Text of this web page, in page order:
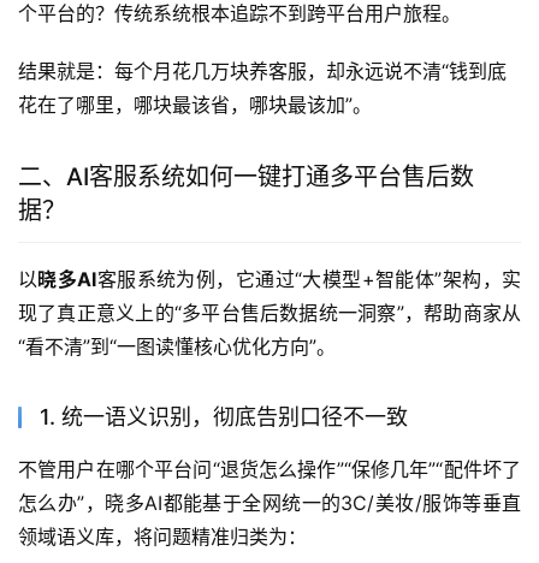
个平台的？传统系统根本追踪不到跨平台用户旅程。
结果就是：每个月花几万块养客服，却永远说不清“钱到底
花在了哪里，哪块最该省，哪块最该加”。
二、AI客服系统如何一键打通多平台售后数
据？
以晓多AI客服系统为例，它通过“大模型+智能体”架构，实
现了真正意义上的“多平台售后数据统一洞察”，帮助商家从
“看不清”到“一图读懂核心优化方向”。
1. 统一语义识别，彻底告别口径不一致
不管用户在哪个平台问“退货怎么操作”“保修几年”“配件坏了
怎么办”，晓多AI都能基于全网统一的3C/美妆/服饰等垂直
领域语义库，将问题精准归类为：